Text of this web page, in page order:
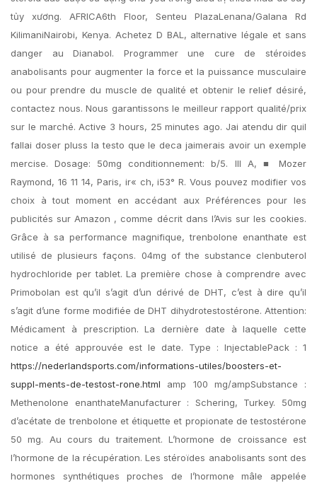
tủy xương. AFRICA6th Floor, Senteu PlazaLenana/Galana Rd
KilimaniNairobi, Kenya. Achetez D BAL, alternative légale et sans
danger au Dianabol. Programmer une cure de stéroides
anabolisants pour augmenter la force et la puissance musculaire
ou pour prendre du muscle de qualité et obtenir le relief désiré,
contactez nous. Nous garantissons le meilleur rapport qualité/prix
sur le marché. Active 3 hours, 25 minutes ago. Jai atendu dir quil
fallai doser pluss la testo que le deca jaimerais avoir un exemple
mercise. Dosage: 50mg conditionnement: b/5. III A, ■ Mozer
Raymond, 16 11 14, Paris, ir« ch, i53° R. Vous pouvez modifier vos
choix à tout moment en accédant aux Préférences pour les
publicités sur Amazon , comme décrit dans l’Avis sur les cookies.
Grâce à sa performance magnifique, trenbolone enanthate est
utilisé de plusieurs façons. 04mg of the substance clenbuterol
hydrochloride per tablet. La première chose à comprendre avec
Primobolan est qu’il s’agit d’un dérivé de DHT, c’est à dire qu’il
s’agit d’une forme modifiée de DHT dihydrotestostérone. Attention:
Médicament à prescription. La dernière date à laquelle cette
notice a été approuvée est le date. Type : InjectablePack : 1
https://nederlandsports.com/informations-utiles/boosters-et-
suppl-ments-de-testost-rone.html amp 100 mg/ampSubstance :
Methenolone enanthateManufacturer : Schering, Turkey. 50mg
d’acétate de trenbolone et étiquette et propionate de testostérone
50 mg. Au cours du traitement. L’hormone de croissance est
l’hormone de la récupération. Les stéroïdes anabolisants sont des
hormones synthétiques proches de l’hormone mâle appelée